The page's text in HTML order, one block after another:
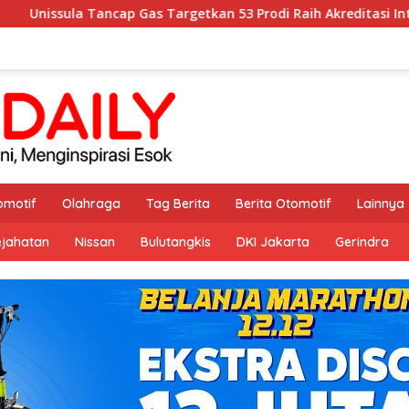
Targetkan 53 Prodi Raih Akreditasi Internasional ACQUIN
Olahraga Tag Berita Berita Otomotif Lainnya
Nissan Bulutangkis DKI Jakarta Gerindra